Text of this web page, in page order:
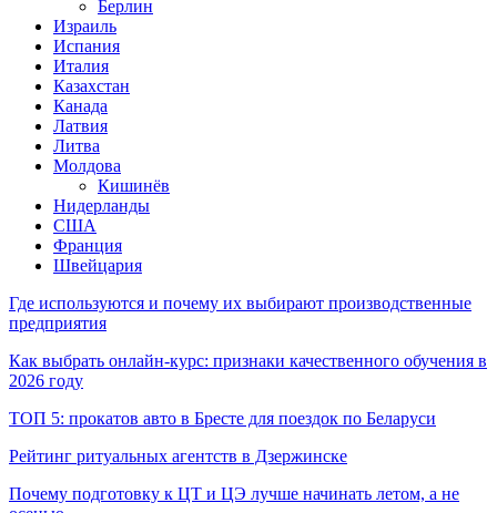
Берлин
Израиль
Испания
Италия
Казахстан
Канада
Латвия
Литва
Молдова
Кишинёв
Нидерланды
США
Франция
Швейцария
Где используются и почему их выбирают производственные
предприятия
Как выбрать онлайн-курс: признаки качественного обучения в
2026 году
ТОП 5: прокатов авто в Бресте для поездок по Беларуси
Рейтинг ритуальных агентств в Дзержинске
Почему подготовку к ЦТ и ЦЭ лучше начинать летом, а не